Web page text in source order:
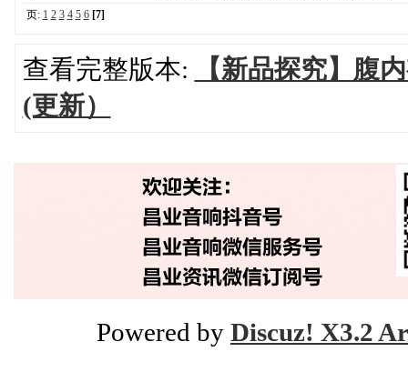
页: 1 2 3 4 5 6 [7]
查看完整版本:
【新品探究】腹
(更新）
Powered by Discuz! X3.2